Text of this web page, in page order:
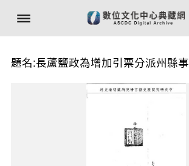
題名:長蘆鹽政為增加引票分派州縣事